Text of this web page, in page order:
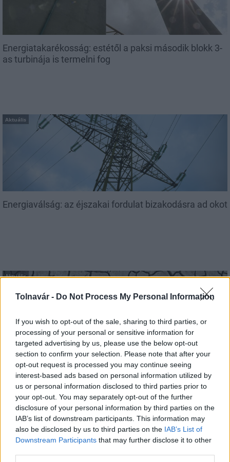
Tolnavár - Do Not Process My Personal Information
If you wish to opt-out of the sale, sharing to third parties, or
processing of your personal or sensitive information for
targeted advertising by us, please use the below opt-out
section to confirm your selection. Please note that after your
opt-out request is processed you may continue seeing
interest-based ads based on personal information utilized by
us or personal information disclosed to third parties prior to
your opt-out. You may separately opt-out of the further
disclosure of your personal information by third parties on the
IAB’s list of downstream participants. This information may
also be disclosed by us to third parties on the IAB’s List of
Downstream Participants that may further disclose it to other
Energiatakarékosság: estétől a paksi második blokk 3-
as turbinája is termelni fog
Aktuális
Energiaválság: az éjszakai fordulat bizakodásra ad okot
Aktuális
Paks: hétfőn és talán még kedden üzemben tartható
az utolsó turbina